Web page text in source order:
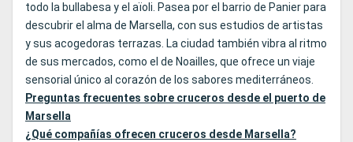
todo la bullabesa y el aïoli. Pasea por el barrio de Panier para
descubrir el alma de Marsella, con sus estudios de artistas
y sus acogedoras terrazas. La ciudad también vibra al ritmo
de sus mercados, como el de Noailles, que ofrece un viaje
sensorial único al corazón de los sabores mediterráneos.
Preguntas frecuentes sobre cruceros desde el puerto de
Marsella
¿Qué compañías ofrecen cruceros desde Marsella?